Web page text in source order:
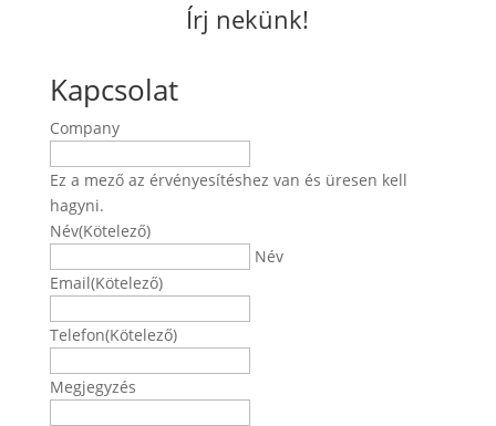
Írj nekünk!
Kapcsolat
Company
Ez a mező az érvényesítéshez van és üresen kell
hagyni.
Név(Kötelező)
Név
Email(Kötelező)
Telefon(Kötelező)
Megjegyzés